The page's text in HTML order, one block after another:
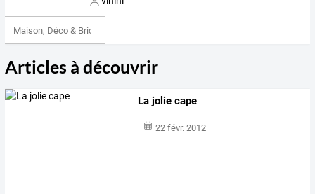
Maison, Déco & Bricolage
Articles à découvrir
La jolie cape
22 févr. 2012